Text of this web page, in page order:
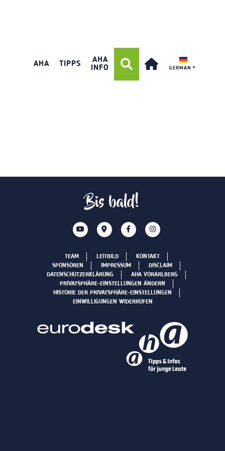
AHA TIPPS
AHA
INFO
GERMAN ▼
Bis bald!
TEAM LEITBILD
KONTAKT
SPONSOREN
IMPRESSUM
DISCLAIM
DATENSCHUTZERKLÄRUNG
AHA VORARLBERG
PRIVATSPHÄRE-EINSTELLUNGEN ÄNDERN
HISTORIE DER PRIVATSPHÄRE-EINSTELLUNGEN
EINWILLIGUNGEN WIDERRUFEN